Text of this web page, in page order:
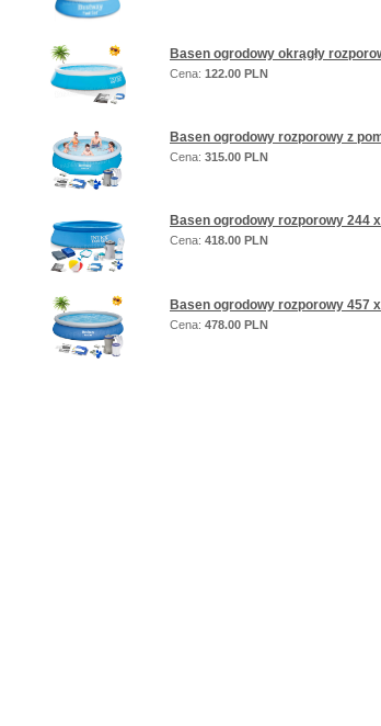
Basen ogrodowy okrągły
Cena: 122.00 PLN
Basen ogrodowy rozporowy z
Cena: 315.00 PLN
Basen ogrodowy rozporowy 244
Cena: 418.00 PLN
Basen ogrodowy rozporowy 457
Cena: 478.00 PLN